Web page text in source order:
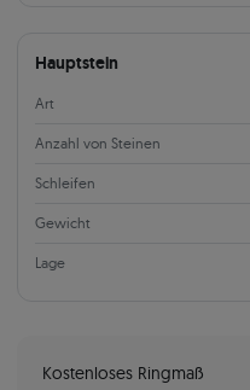
Hauptstein
Art
Anzahl von Steinen
Schleifen
Gewicht
Lage
Kostenloses Ringmaß